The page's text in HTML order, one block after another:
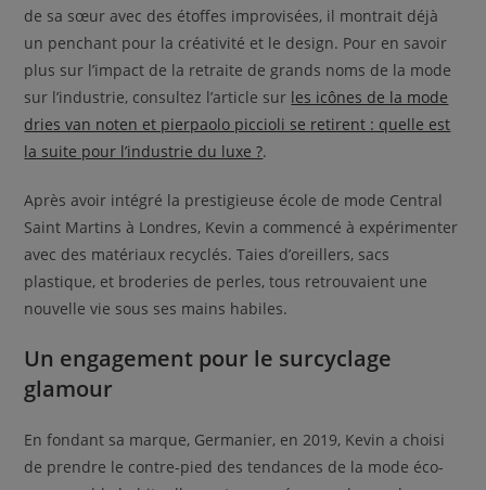
de sa sœur avec des étoffes improvisées, il montrait déjà
un penchant pour la créativité et le design. Pour en savoir
plus sur l’impact de la retraite de grands noms de la mode
sur l’industrie, consultez l’article sur les icônes de la mode
dries van noten et pierpaolo piccioli se retirent : quelle est
la suite pour l’industrie du luxe ?.
Après avoir intégré la prestigieuse école de mode Central
Saint Martins à Londres, Kevin a commencé à expérimenter
avec des matériaux recyclés. Taies d’oreillers, sacs
plastique, et broderies de perles, tous retrouvaient une
nouvelle vie sous ses mains habiles.
Un engagement pour le surcyclage
glamour
En fondant sa marque, Germanier, en 2019, Kevin a choisi
de prendre le contre-pied des tendances de la mode éco-